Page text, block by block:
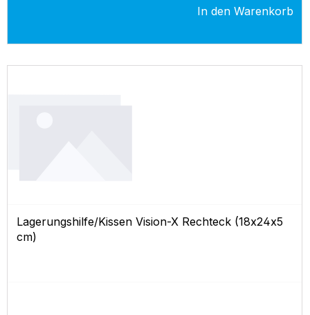
In den Warenkorb
Lagerungshilfe/Kissen Vision-X Rechteck (18x24x5
cm)